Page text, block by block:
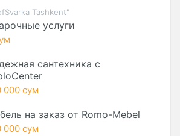
Tashkent"
услуги
сантехника с
000 сум
на заказ от Romo-Mebel
000 сум